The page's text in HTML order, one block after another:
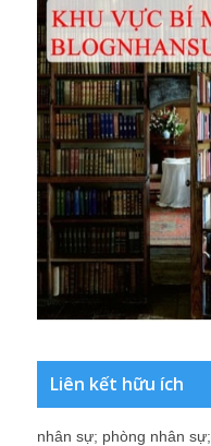
Liên kết hữu ích
nhân sự; phòng nhân sự;